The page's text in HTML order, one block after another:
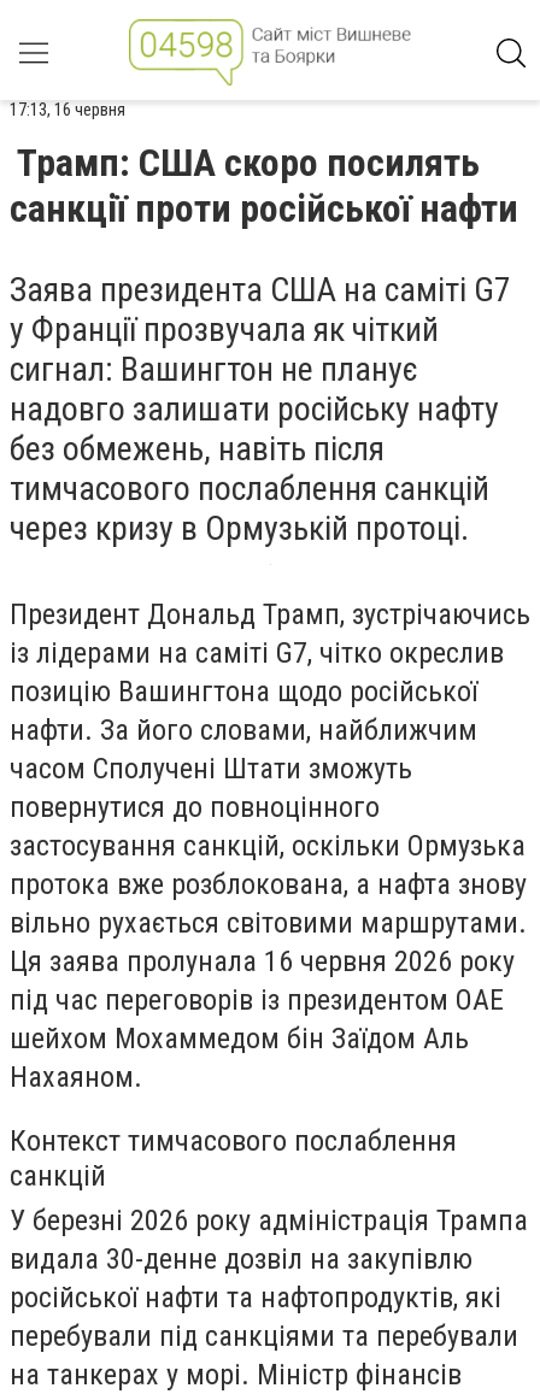
17:13, 16 червня
Трамп: США скоро посилять
санкції проти російської нафти
Заява президента США на саміті G7
у Франції прозвучала як чіткий
сигнал: Вашингтон не планує
надовго залишати російську нафту
без обмежень, навіть після
тимчасового послаблення санкцій
через кризу в Ормузькій протоці.
Президент Дональд Трамп, зустрічаючись
із лідерами на саміті G7, чітко окреслив
позицію Вашингтона щодо російської
нафти. За його словами, найближчим
часом Сполучені Штати зможуть
повернутися до повноцінного
застосування санкцій, оскільки Ормузька
протока вже розблокована, а нафта знову
вільно рухається світовими маршрутами.
Ця заява пролунала 16 червня 2026 року
під час переговорів із президентом ОАЕ
шейхом Мохаммедом бін Заїдом Аль
Нахаяном.
Контекст тимчасового послаблення
санкцій
У березні 2026 року адміністрація Трампа
видала 30-денне дозвіл на закупівлю
російської нафти та нафтопродуктів, які
перебували під санкціями та перебували
на танкерах у морі. Міністр фінансів